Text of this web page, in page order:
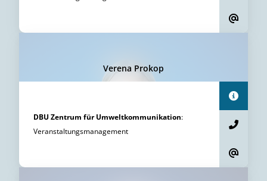
Verena Prokop
DBU Zentrum für Umweltkommunikation:
Veranstaltungsmanagement